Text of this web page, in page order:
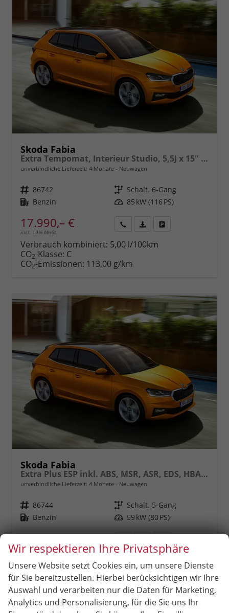
Skoda Fabia
Extra Tempomat, Interieur Studio, 5,5J x 15" Stahlräder mit Callisto-Radkappen (185/65 R15), Fahrerairbag, Beifahrerairbag, Seitenairbags vorn, ESP inkl. ABS, MSR, ASR, EDS, HBA, XDS Front Assist - Vorwärtskollisionswarnung, Notbremsunterstützung, Pederstri
unverbindliche Lieferzeit: 4 Monate Neuwagen
Fahrzeugnr. 86742 Getriebe Schalt. 6-Gang
Kraftstoff Benzin Leistung 85 kW (116 PS)
17.990,– €
incl. 19% MwSt.
anfordern
Datei,
Verbrauch kombiniert: 5,00 l/100km
CO2-Klasse: C
CO2-Emissionen: 113,00 g/km
Skoda Fabia
Extra Plus ESP inkl. ABS, MSR, ASR, EDS, HBA, XDS, Bluetooth, Tempomat, Front Assist, Voll-LED-Rückleuchten, Einparkkamera hinten, Berganfahr-Assistent, elektr. Fensterheber uvm.
unverbindliche Lieferzeit: 4 Monate Neuwagen
Fahrzeugnr. 86744 Getriebe Schalt. 5-Gang
Kraftstoff Benzin Leistung 59 kW (80 PS)
18.090,– €
incl. 19% MwSt.
RückrufPDF-
Datei,
Fahrzeugexposé
drucken
Fahrzeug
parken
oder
vergleichen
Verbrauch kombiniert: 5,00 l/100km
CO -Klasse:C
CO2 -Emissionen:114,00 g/km
Wir respektieren Ihre Privatsphäre
Unsere Website setzt Cookies ein, um unsere Dienste
für Sie bereitzustellen. Hierbei berücksichtigen wir Ihre
Auswahl und verarbeiten nur die Daten für Marketing,
Analytics und Personalisierung, für die Sie uns Ihr